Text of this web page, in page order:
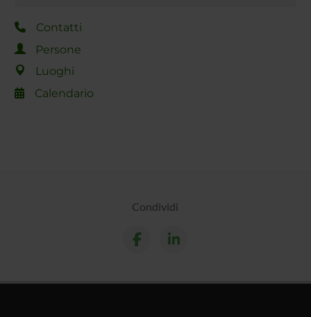
Contatti
Persone
Luoghi
Calendario
Condividi